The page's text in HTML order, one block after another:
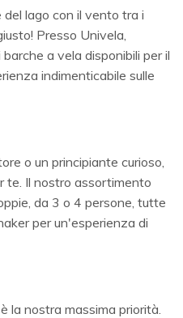
lago con il vento tra i
Presso Univela,
a vela disponibili per il
indimenticabile sulle
o un principiante curioso,
te. Il nostro assortimento
da 3 o 4 persone, tutte
per un'esperienza di
la nostra massima priorità.